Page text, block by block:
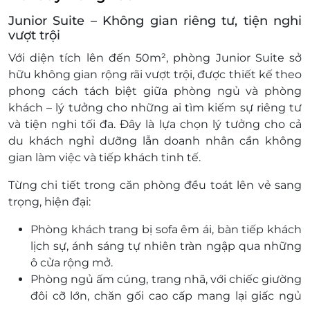
gồm bữa sáng)
Trẻ em từ 12 tuổi trở lên, khuyến khích kê
giường phụ hoặc phụ thu như người lớn
Phụ thu:
Cuối tuần: thứ 7 trong giai đoạn từ 01/06 đến
hết 31/08 phụ thu 400.000 VNĐ/phòng/đêm
Giai đoạn Lễ Tết: Tết âm lịch (30/01 – 03/02);
Giỗ Tổ Hùng Vương (05-06/04); Giải phóng
Miền Nam và quốc tế lao động (30/04 –
03/05); Quốc khánh (30/08 – 01/09) phụ thu
Quy định nhận trả phòng:
Giờ nhận phòng: 14h00
Giờ trả phòng: 12h00
Điều kiện khác:
Áp dụng 01 e-Voucher/e-Coupon cho 02
khách
Một khách hàng được mua nhiều e-
Voucher/e-Coupon
Junior Suite – Không gian riêng tư, tiện nghi
vượt trội
Vớidiện tích lên đến 50m², phòng Junior Suite sở
hữu không gian rộng rãi vượt trội, được thiết kế theo
phong cách tách biệt giữa phòng ngủ và phòng
khách – lý tưởng cho những ai tìm kiếm sự riêng tư
và tiện nghi tối đa. Đây là lựa chọn lý tưởng cho cả
du khách nghỉ dưỡng lẫndoanh nhân cần không
gian làm việc và tiếp khách tinh tế.
Từng chi tiết trong căn phòng đều toát lên vẻ sang
trọng, hiện đại:
Phòng khách trang bị sofa êm ái, bàn tiếp khách
lịch sự, ánh sáng tự nhiên tràn ngập qua những
ô cửa rộng mở.
Phòng ngủ ấm cúng, trang nhã, với chiếc giường
đôi cỡ lớn, chăn gối cao cấp mang lại giấc ngủ